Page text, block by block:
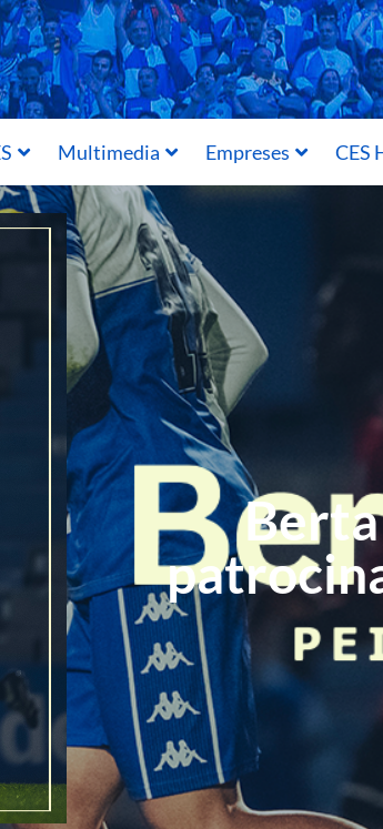
Multimedia Empreses CES